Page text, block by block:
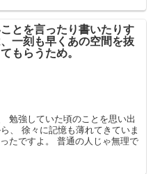
とを言ったり書いたりす
一刻も早くあの空間を抜
もらうため。
勉強していた頃のことを思い出
、 徐々に記憶も薄れてきていま
たですよ。 普通の人じゃ無理で